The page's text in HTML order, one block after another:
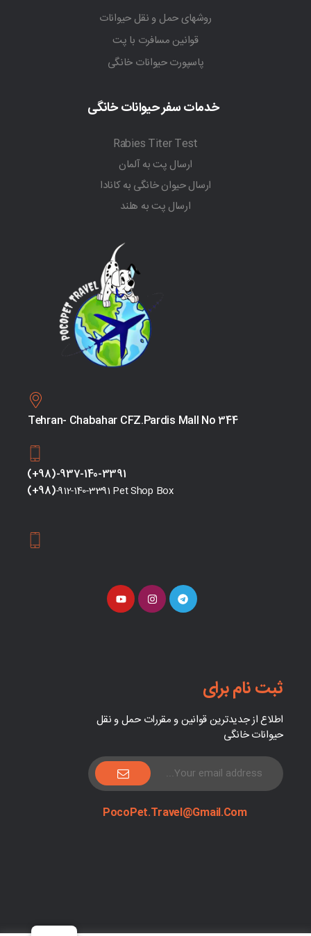
روشهای حمل و نقل حیوانات
قوانین مسافرت با پت
پاسپورت حیوانات خانگی
خدمات سفر حیوانات خانگی
Rabies Titer Test
ارسال پت به آلمان
ارسال حیوان خانگی به کانادا
ارسال پت به هلند
Tehran- Chabahar CFZ.Pardis Mall No 344
(+98)-937-140-3391
(+98)-912-140-3391 Pet Shop Box
ثبت نام برای
اطلاع از جدیدترین قوانین و مقررات حمل و نقل
حیوانات خانگی
PocoPet.Travel@Gmail.com